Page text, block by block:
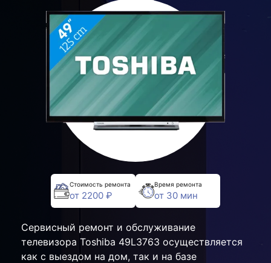
Стоимость ремонта
от 2200 ₽
Время ремонта
от 30 мин
Сервисный ремонт и обслуживание
телевизора Toshiba 49L3763 осуществляется
как с выездом на дом, так и на базе